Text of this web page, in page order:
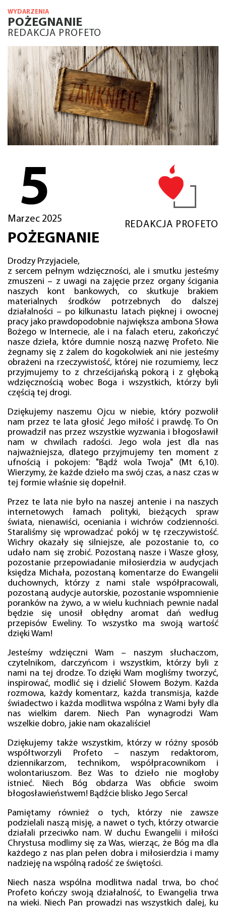
WYDARZENIA
POŻEGNANIE
REDAKCJA PROFETO
5
Marzec 2025
REDAKCJA PROFETO
POŻEGNANIE
Drodzy Przyjaciele,
z sercem pełnym wdzięczności, ale i smutku jesteśmy
zmuszeni – z uwagi na zajęcie przez organy ścigania
naszych kont bankowych, co skutkuje brakiem
materialnych środków potrzebnych do dalszej
działalności – po kilkunastu latach pięknej i owocnej
pracy jako prawdopodobnie największa ambona Słowa
Bożego w Internecie, ale i na falach eteru, zakończyć
nasze dzieła, które dumnie noszą nazwę Profeto. Nie
żegnamy się z żalem do kogokolwiek ani nie jesteśmy
obrażeni na rzeczywistość, której nie rozumiemy, lecz
przyjmujemy to z chrześcijańską pokorą i z głęboką
wdzięcznością wobec Boga i wszystkich, którzy byli
częścią tej drogi.
Dziękujemy naszemu Ojcu w niebie, który pozwolił
nam przez te lata głosić Jego miłość i prawdę. To On
prowadził nas przez wszystkie wyzwania i błogosławił
nam w chwilach radości. Jego wola jest dla nas
najważniejsza, dlatego przyjmujemy ten moment z
ufnością i pokojem: "Bądź wola Twoja" (Mt 6,10).
Wierzymy, że każde dzieło ma swój czas, a nasz czas w
tej formie właśnie się dopełnił.
Przez te lata nie było na naszej antenie i na naszych
internetowych łamach polityki, bieżących spraw
świata, nienawiści, oceniania i wichrów codzienności.
Staraliśmy się wprowadzać pokój w tę rzeczywistość.
Wichry okazały się silniejsze, ale pozostanie to, co
udało nam się zrobić. Pozostaną nasze i Wasze głosy,
pozostanie przepowiadanie miłosierdzia w audycjach
księdza Michała, pozostaną komentarze do Ewangelii
duchownych, którzy z nami stale współpracowali,
pozostaną audycje autorskie, pozostanie wspomnienie
poranków na żywo, a w wielu kuchniach pewnie nadal
będzie się unosił obłędny aromat dań według
przepisów Eweliny. To wszystko ma swoją wartość
dzięki Wam!
Jesteśmy wdzięczni Wam – naszym słuchaczom,
czytelnikom, darczyńcom i wszystkim, którzy byli z
nami na tej drodze. To dzięki Wam mogliśmy tworzyć,
inspirować, modlić się i dzielić Słowem Bożym. Każda
rozmowa, każdy komentarz, każda transmisja, każde
świadectwo i każda modlitwa wspólna z Wami były dla
nas wielkim darem. Niech Pan wynagrodzi Wam
wszelkie dobro, jakie nam okazaliście!
Dziękujemy także wszystkim, którzy w różny sposób
współtworzyli Profeto – naszym redaktorom,
dziennikarzom, technikom, współpracownikom i
wolontariuszom. Bez Was to dzieło nie mogłoby
istnieć. Niech Bóg obdarza Was obficie swoim
błogosławieństwem! Bądźcie blisko Jego Serca!
Pamiętamy również o tych, którzy nie zawsze
podzielali naszą misję, a nawet o tych, którzy otwarcie
działali przeciwko nam. W duchu Ewangelii i miłości
Chrystusa modlimy się za Was, wierząc, że Bóg ma dla
każdego z nas plan pełen dobra i miłosierdzia i mamy
nadzieję na wspólną radość ze świętości.
Niech nasza wspólna modlitwa nadal trwa, bo choć
Profeto kończy swoją działalność, to Ewangelia trwa
na wieki. Niech Pan prowadzi nas wszystkich dalej, ku